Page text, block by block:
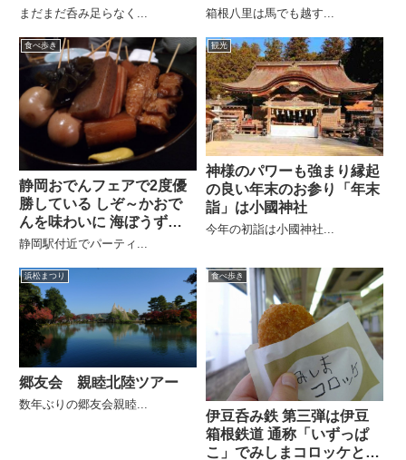
まだまだ呑み足らなく... 箱根八里は馬でも越す...
食べ歩き
静岡おでんフェアで2度優
勝している しぞ～かおで
んを味わいに 海ぼうず本
店
静岡駅付近でパーティ...
観光
神様のパワーも強まり縁起
の良い年末のお参り「年末
詣」は小國神社
今年の初詣は小國神社...
浜松まつり
郷友会 親睦北陸ツアー
数年ぶりの郷友会親睦...
食べ歩き
伊豆呑み鉄 第三弾は伊豆
箱根鉄道 通称「いずっぱ
こ」でみしまコロッケと臥